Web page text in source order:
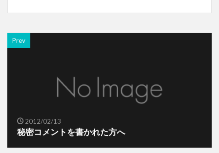
Prev
2012/02/13
秘密コメントを書かれた方へ